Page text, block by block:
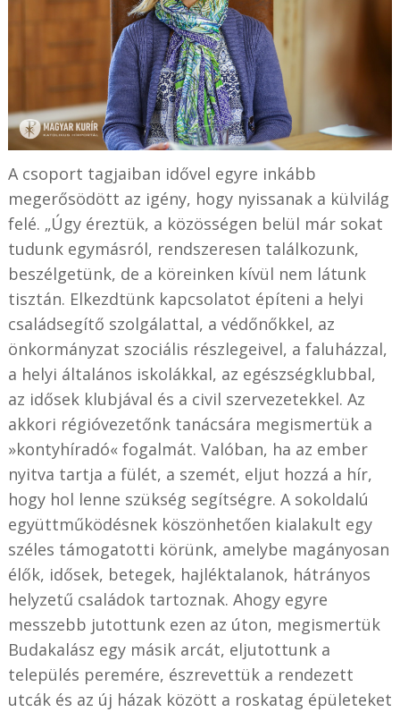
A csoport tagjaiban idővel egyre inkább
megerősödött az igény, hogy nyissanak a külvilág
felé. „Úgy éreztük, a közösségen belül már sokat
tudunk egymásról, rendszeresen találkozunk,
beszélgetünk, de a köreinken kívül nem látunk
tisztán. Elkezdtünk kapcsolatot építeni a helyi
családsegítő szolgálattal, a védőnőkkel, az
önkormányzat szociális részlegeivel, a faluházzal,
a helyi általános iskolákkal, az egészségklubbal,
az idősek klubjával és a civil szervezetekkel. Az
akkori régióvezetőnk tanácsára megismertük a
»kontyhíradó« fogalmát. Valóban, ha az ember
nyitva tartja a fülét, a szemét, eljut hozzá a hír,
hogy hol lenne szükség segítségre. A sokoldalú
együttműködésnek köszönhetően kialakult egy
széles támogatotti körünk, amelybe magányosan
élők, idősek, betegek, hajléktalanok, hátrányos
helyzetű családok tartoznak. Ahogy egyre
messzebb jutottunk ezen az úton, megismertük
Budakalász egy másik arcát, eljutottunk a
település peremére, észrevettük a rendezett
utcák és az új házak között a roskatag épületeket